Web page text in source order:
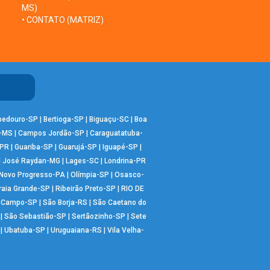
MS)
• CONTATO (MATRIZ)
SP | Bertioga-SP | Biguaçu-SC| Boa
MS | Campos Jordão-SP | Caraguatatuba-
| Guariba-SP | Guarujá-SP | Iguapé-SP |
José Raydan-MG | Lages-SC| Londrina-PR
Progresso-PA | Olímpia-SP | Osasco-
Grande-SP | Ribeirão Preto-SP | RIO DE
SP | São Borja-RS | São Caetano do
São Sebastião-SP | Sertãozinho-SP | Sete
Ubatuba-SP | Uruguaiana-RS | Vila Velha-